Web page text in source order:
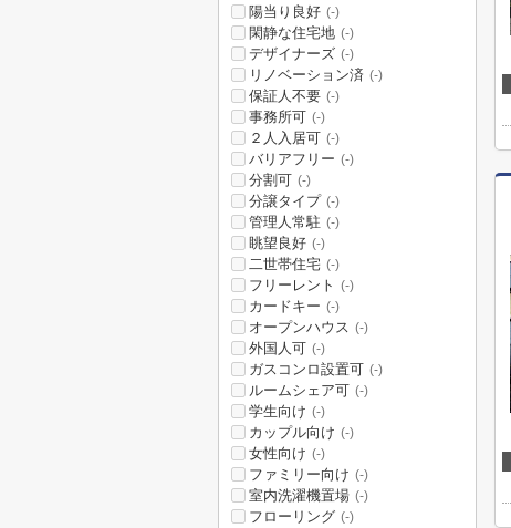
陽当り良好 (-)
閑静な住宅地 (-)
デザイナーズ (-)
リノベーション済 (-)
保証人不要 (-)
事務所可 (-)
２人入居可 (-)
バリアフリー (-)
分割可 (-)
分譲タイプ (-)
管理人常駐 (-)
眺望良好 (-)
二世帯住宅 (-)
フリーレント (-)
カードキー (-)
オープンハウス (-)
外国人可 (-)
ガスコンロ設置可 (-)
ルームシェア可 (-)
学生向け (-)
カップル向け (-)
女性向け (-)
ファミリー向け (-)
室内洗濯機置場 (-)
フローリング (-)